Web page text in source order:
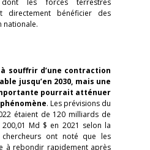
les forces terrestres
directement bénéficier des
nationale.
souffrir d’une contraction
jusqu’en 2030, mais une
pourrait atténuer
. Les prévisions du
étaient de 120 milliards de
Md $ en 2021 selon la
chercheurs ont noté que les
à rebondir rapidement après